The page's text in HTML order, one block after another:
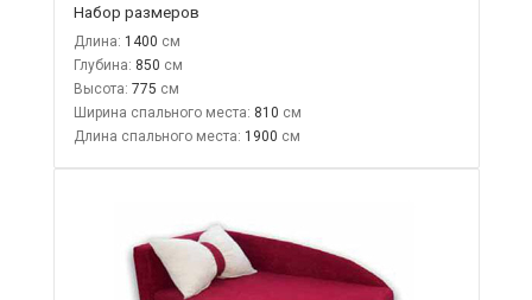
Набор размеров
Длина: 1400
Глубина: 850
Высота: 775
Ширина спального места: 810
Длина спального места: 1900